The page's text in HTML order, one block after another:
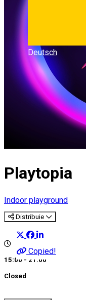
Deutsch
Playtopia
Indoor playground
Distribuie
Copied!
15:00 - 21:00
Closed